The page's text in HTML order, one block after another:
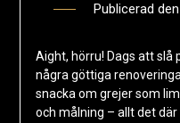
Publicerad den
Aight, hörru! Dags att slå
några göttiga
snacka om grejer som
och målning – allt det